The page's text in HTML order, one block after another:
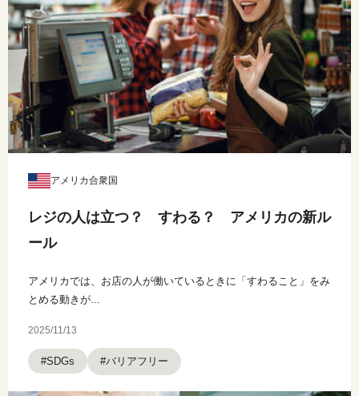
アメリカ合衆国
レジの人は立つ？ すわる？ アメリカの新ル
ール
アメリカでは、お店の人が働いているときに「すわること」をみ
とめる動きが...
2025/11/13
#SDGs #バリアフリー